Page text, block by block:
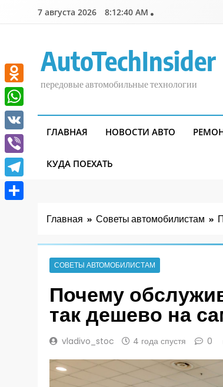
7 августа 2026 8:12:41 AM
AutoTechInsider
передовые автомобильные технологии
ГЛАВНАЯ НОВОСТИ АВТО
КУДА ПОЕХАТЬ
Главная Советы автомобилистам
СОВЕТЫ АВТОМОБИЛИСТАМ
Почему
так дешево на
vladivo_stoc 4 года спустя 0
Odnoklassniki
WhatsApp
VK
Viber
Telegram